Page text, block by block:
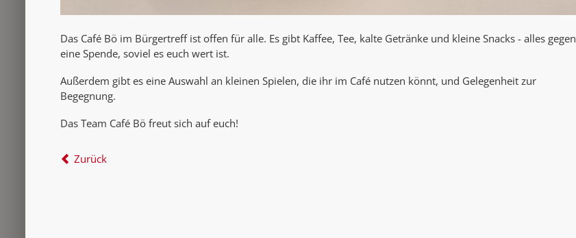
Das Café Bö im Bürgertreff ist offen für alle. Es gibt Kaffee, Tee, kalte Getränke und kleine Snacks - alles gegen
eine Spende, soviel es euch wert ist.
Außerdem gibt es eine Auswahl an kleinen Spielen, die ihr im Café nutzen könnt, und Gelegenheit zur
Begegnung.
Das Team Café Bö freut sich auf euch!
Zurück